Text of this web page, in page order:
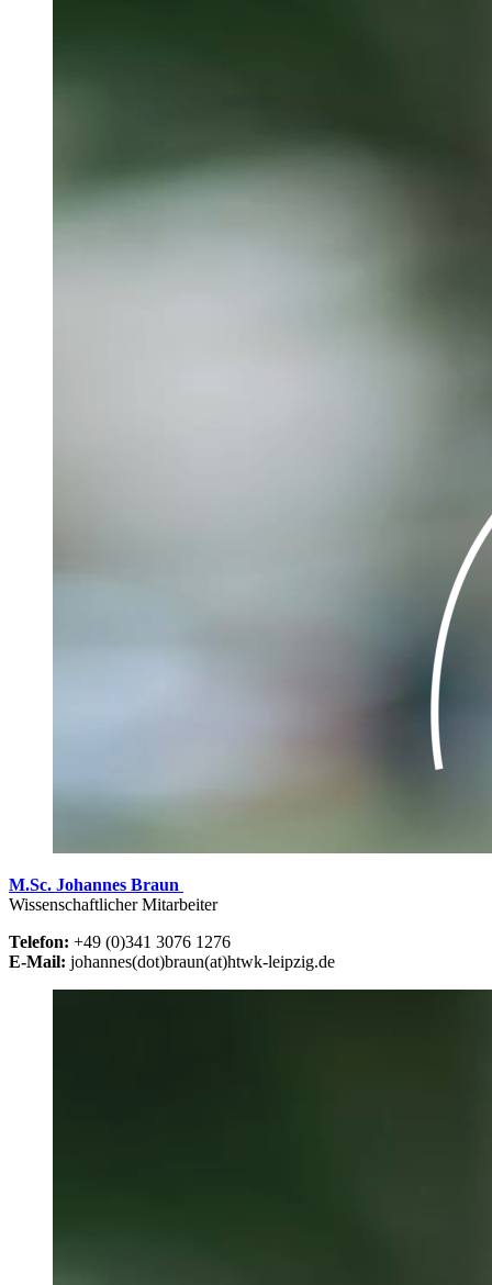
M.Sc. Johannes Braun
Wissenschaftlicher Mitarbeiter
Telefon: +49 (0)341 3076 1276
E-Mail: johannes(dot)braun(at)htwk-leipzig.de